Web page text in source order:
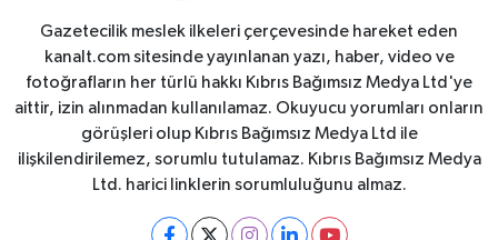
Gazetecilik meslek ilkeleri çerçevesinde hareket eden
kanalt.com sitesinde yayınlanan yazı, haber, video ve
fotoğrafların her türlü hakkı Kıbrıs Bağımsız Medya Ltd'ye
aittir, izin alınmadan kullanılamaz. Okuyucu yorumları onların
görüşleri olup Kıbrıs Bağımsız Medya Ltd ile
ilişkilendirilemez, sorumlu tutulamaz. Kıbrıs Bağımsız Medya
Ltd. harici linklerin sorumluluğunu almaz.